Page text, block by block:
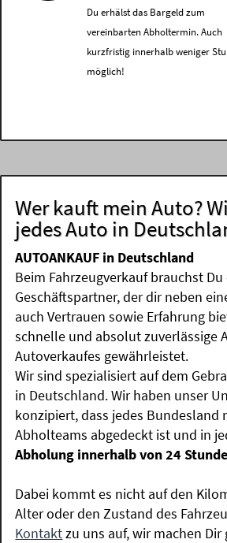
Du erhälst das Bargeld zum
vereinbarten Abholtermin. Auch
kurzfristig innerhalb weniger
möglich!
Wer kauft mein Auto?
jedes Auto in
AUTOANKAUF in Deutschland
Beim Fahrzeugverkauf brauchst Du
Geschäftspartner, der dir neben
auch Vertrauen sowie Erfahrung
schnelle und absolut zuverlässige
Autoverkaufes gewährleistet.
Wir sind spezialisiert auf dem
in Deutschland. Wir haben unser
konzipiert, dass jedes Bundesland
Abholteams abgedeckt ist und in
Abholung innerhalb von 24
Dabei kommt es nicht auf den
Alter oder den Zustand des
Kontaktzu uns auf, wir machen Dir